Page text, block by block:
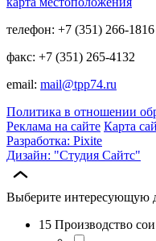
телефон: +7 (351) 266-1816
факс: +7 (351) 265-4132
email: mail@tpp74.ru
Политика в отношении
Реклама на сайте Карта
Разработка: Pixite
Дизайн: "Студия Сайтс"
Выберите интересующую
15 Производство сои